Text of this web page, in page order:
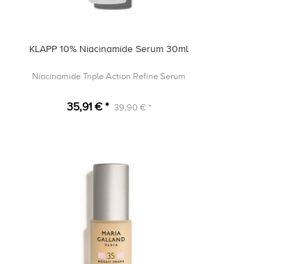
KLAPP 10% Niacinamide Serum 30ml
Niacinamide Triple Action Refine Serum
35,91 € * 39,90 € *